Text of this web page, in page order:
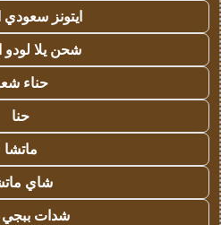
ايتونز
شحن يلا
حناء
حنا
ماتشا
شاي
شدات ببجي